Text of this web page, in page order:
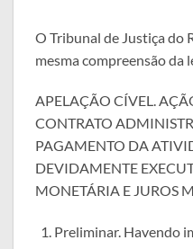
O Tribunal de Justiça do
mesma compreensão da
APELAÇÃO CÍVEL.
CONTRATO
PAGAMENTO DA
DEVIDAMENTE
MONETÁRIA E JUROS
Preliminar. Havendo